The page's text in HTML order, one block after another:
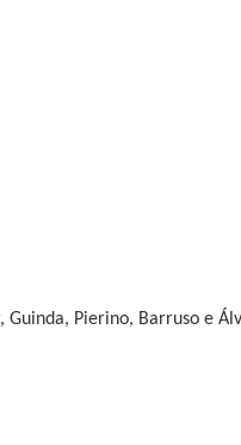
Guinda, Pierino, Barruso e